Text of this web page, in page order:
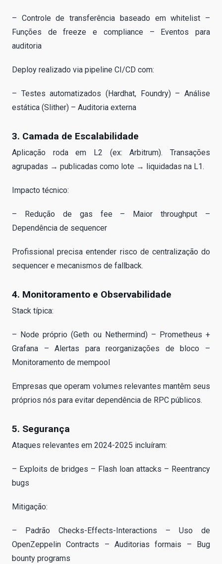
– Controle de transferência baseado em whitelist –
Funções de freeze e compliance – Eventos para
auditoria
Deploy realizado via pipeline CI/CD com:
– Testes automatizados (Hardhat, Foundry) – Análise
estática (Slither) – Auditoria externa
3. Camada de Escalabilidade
Aplicação roda em L2 (ex: Arbitrum). Transações
agrupadas → publicadas como lote → liquidadas na L1.
Impacto técnico:
– Redução de gas fee – Maior throughput –
Dependência de sequencer
Profissional precisa entender risco de centralização do
sequencer e mecanismos de fallback.
4. Monitoramento e Observabilidade
Stack típica:
– Node próprio (Geth ou Nethermind) – Prometheus +
Grafana – Alertas para reorganizações de bloco –
Monitoramento de mempool
Empresas que operam volumes relevantes mantêm seus
próprios nós para evitar dependência de RPC públicos.
5. Segurança
Ataques relevantes em 2024-2025 incluíram:
– Exploits de bridges – Flash loan attacks – Reentrancy
bugs
Mitigação:
– Padrão Checks-Effects-Interactions – Uso de
OpenZeppelin Contracts – Auditorias formais – Bug
bounty programs